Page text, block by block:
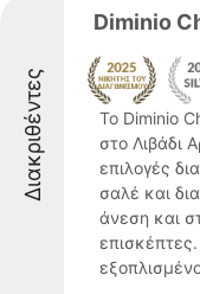
Διακριθέντες
Diminio
Το Diminio
στο Λιβάδι
επιλογές
σαλέ και
άνεση και